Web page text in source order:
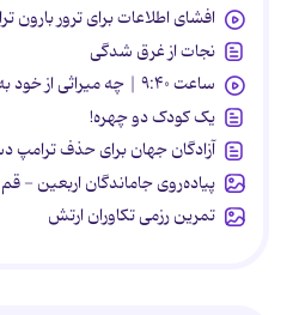
افشای اطلاعات برای ترور بارون
نجات از غرق شدگی
ساعت ۹:۴۰ | چه میراثی از خود به جای گذاشت؟
یک کودک دو چهره!
آزادگان جهان برای حذف ترامپ
پیاده‌روی جاماندگان اربعین - قم
تمرین رزمی تکاوران ارتش